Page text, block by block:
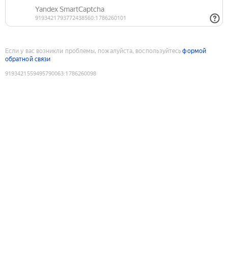
Если у вас возникли проблемы, пожалуйста, воспользуйтесьформой
обратной связи
9193421559495790063:1786260098